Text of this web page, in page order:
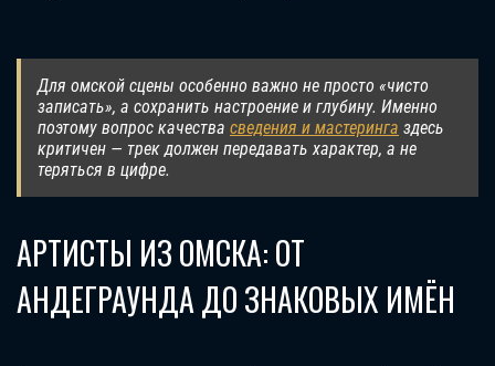
Для омской сцены особенно важно не просто «чисто
записать», а сохранить настроение и глубину. Именно
поэтому вопрос качества сведения и мастеринга здесь
критичен — трек должен передавать характер, а не
теряться в цифре.
АРТИСТЫ ИЗ ОМСКА: ОТ
АНДЕГРАУНДА ДО ЗНАКОВЫХ ИМЁН